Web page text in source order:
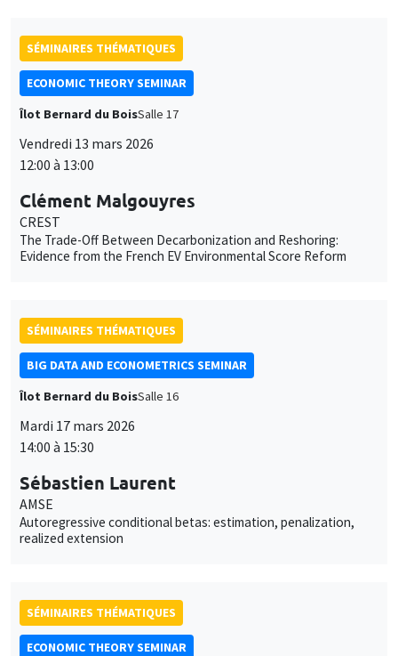
SÉMINAIRES THÉMATIQUES
ECONOMIC THEORY SEMINAR
Îlot Bernard du BoisSalle 17
Vendredi 13 mars 2026
12:00 à 13:00
Clément Malgouyres
CREST
The Trade-Off Between Decarbonization and Reshoring:
Evidence from the French EV Environmental Score Reform
SÉMINAIRES THÉMATIQUES
BIG DATA AND ECONOMETRICS SEMINAR
Îlot Bernard du BoisSalle 16
Mardi 17 mars 2026
14:00 à 15:30
Sébastien Laurent
AMSE
Autoregressive conditional betas: estimation, penalization,
realized extension
SÉMINAIRES THÉMATIQUES
ECONOMIC THEORY SEMINAR